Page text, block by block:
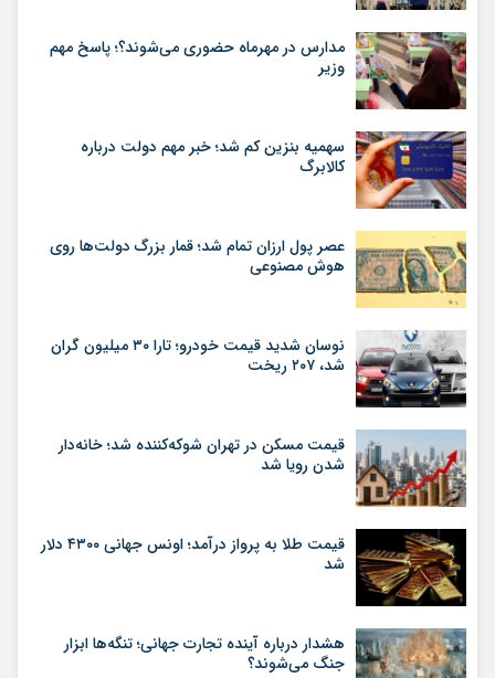
مدارس در مهرماه حضوری می‌شوند؟؛ پاسخ مهم
وزیر
سهمیه بنزین کم شد؛ خبر مهم دولت درباره
کالابرگ
عصر پول ارزان تمام شد؛ قمار بزرگ دولت‌ها روی
هوش مصنوعی
نوسان شدید قیمت خودرو؛ تارا ۳۰ میلیون گران
شد، ۲۰۷ ریخت
قیمت مسکن در تهران شوکه‌کننده شد؛ خانه‌دار
شدن رویا شد
قیمت طلا به پرواز درآمد؛ اونس جهانی ۴۳۰۰ دلار
شد
هشدار درباره آینده تجارت جهانی؛ تنگه‌ها ابزار
جنگ می‌شوند؟